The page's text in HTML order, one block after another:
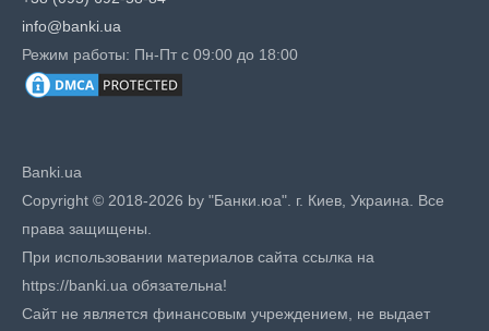
info@banki.ua
Режим работы: Пн-Пт с 09:00 до 18:00
Banki.ua
Copyright © 2018-2026 by "Банки.юа". г. Киев, Украина. Все
права защищены.
При использовании материалов сайта ссылка на
https://banki.ua обязательна!
Сайт не является финансовым учреждением, не выдает